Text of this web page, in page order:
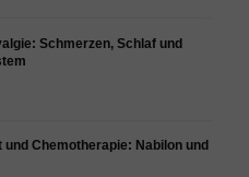
Schmerzen, Schlaf und
Chemotherapie: Nabilon und